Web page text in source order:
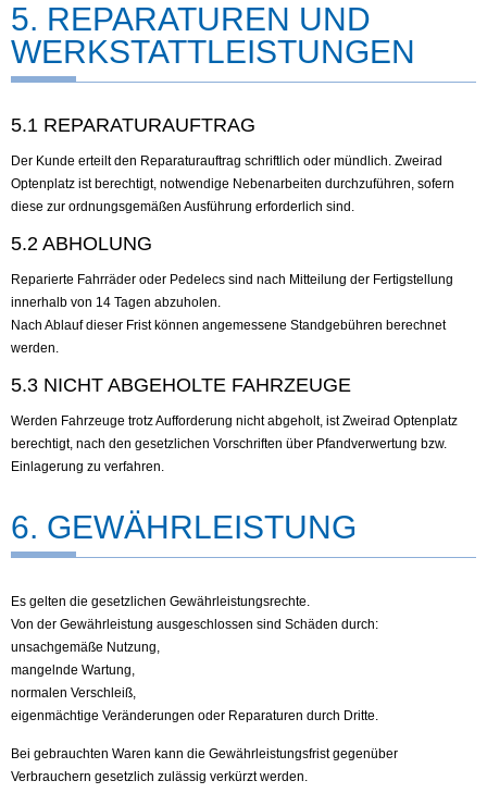
5. REPARATUREN UND
WERKSTATTLEISTUNGEN
5.1 REPARATURAUFTRAG
Der Kunde erteilt den Reparaturauftrag schriftlich oder mündlich. Zweirad
Optenplatz ist berechtigt, notwendige Nebenarbeiten durchzuführen, sofern
diese zur ordnungsgemäßen Ausführung erforderlich sind.
5.2 ABHOLUNG
Reparierte Fahrräder oder Pedelecs sind nach Mitteilung der Fertigstellung
innerhalb von 14 Tagen abzuholen.
Nach Ablauf dieser Frist können angemessene Standgebühren berechnet
werden.
5.3 NICHT ABGEHOLTE FAHRZEUGE
Werden Fahrzeuge trotz Aufforderung nicht abgeholt, ist Zweirad Optenplatz
berechtigt, nach den gesetzlichen Vorschriften über Pfandverwertung bzw.
Einlagerung zu verfahren.
6. GEWÄHRLEISTUNG
Es gelten die gesetzlichen Gewährleistungsrechte.
Von der Gewährleistung ausgeschlossen sind Schäden durch:
unsachgemäße Nutzung,
mangelnde Wartung,
normalen Verschleiß,
eigenmächtige Veränderungen oder Reparaturen durch Dritte.
Bei gebrauchten Waren kann die Gewährleistungsfrist gegenüber
Verbrauchern gesetzlich zulässig verkürzt werden.